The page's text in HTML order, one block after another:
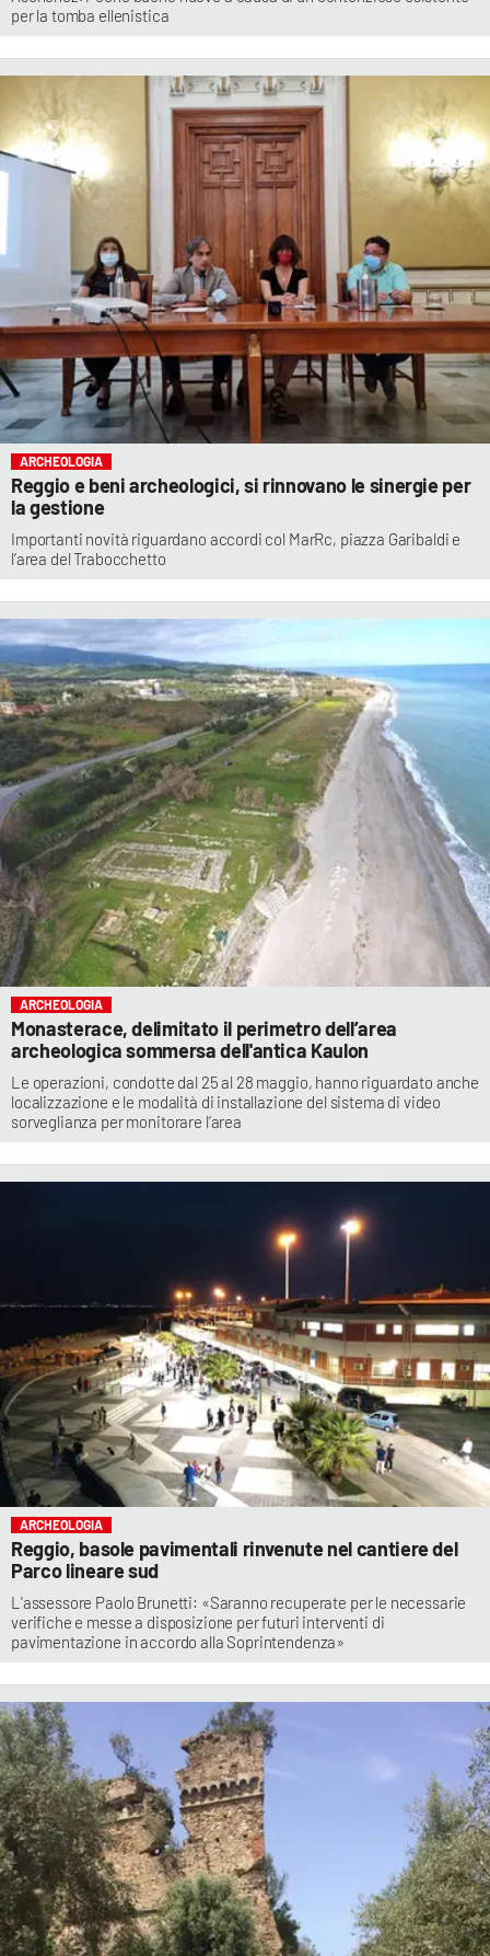
per la tomba ellenistica
ARCHEOLOGIA
Reggio e beni archeologici, si rinnovano le sinergie per
la gestione
Importanti novità riguardano accordi col MarRc, piazza Garibaldi e
l’area del Trabocchetto
ARCHEOLOGIA
Monasterace, delimitato il perimetro dell’area
archeologica sommersa dell'antica Kaulon
Le operazioni, condotte dal 25 al 28 maggio, hanno riguardato anche
localizzazione e le modalità di installazione del sistema di video
sorveglianza per monitorare l’area
ARCHEOLOGIA
Reggio, basole pavimentali rinvenute nel cantiere del
Parco lineare sud
L'assessore Paolo Brunetti: «Saranno recuperate per le necessarie
verifiche e messe a disposizione per futuri interventi di
pavimentazione in accordo alla Soprintendenza»